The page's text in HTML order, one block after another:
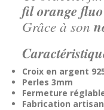
fil orange fluo
Grâce à son
Croix en argent
Perles 3mm
Fermeture
Fabrication